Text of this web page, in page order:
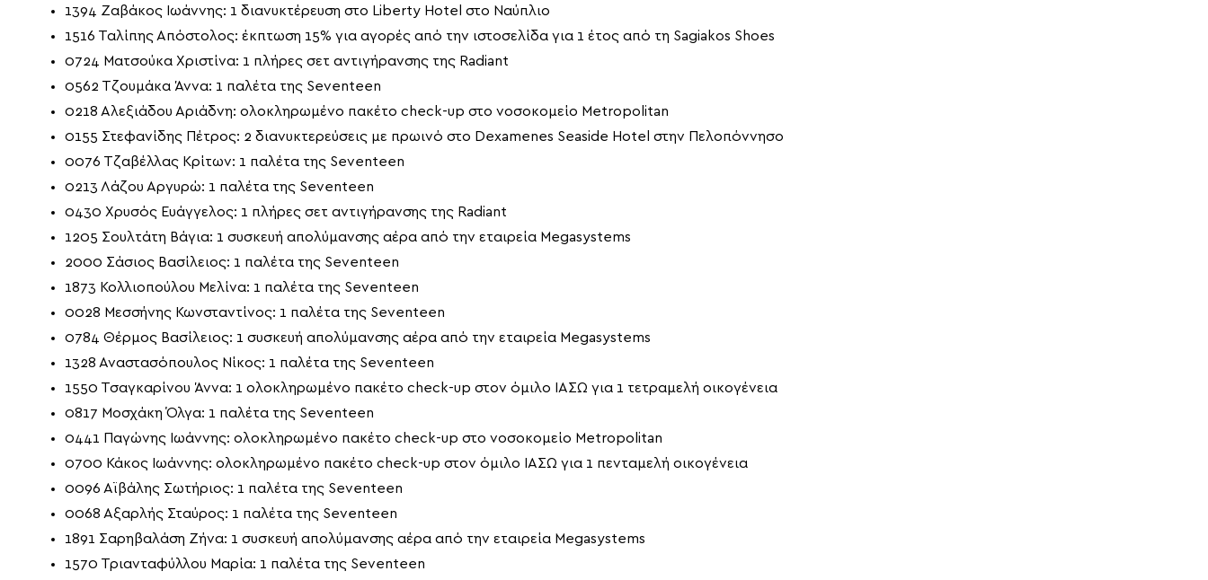
1394 Ζαβάκος Ιωάννης: 1 διανυκτέρευση στο Liberty Hotel στο Ναύπλιο
1516 Ταλίπης Απόστολος: έκπτωση 15% για αγορές από την ιστοσελίδα για 1 έτος από τη Sagiakos Shoes
0724 Ματσούκα Χριστίνα: 1 πλήρες σετ αντιγήρανσης της Radiant
0562 Τζουμάκα Άννα: 1 παλέτα της Seventeen
0218 Αλεξιάδου Αριάδνη: ολοκληρωμένο πακέτο check-up στο νοσοκομείο Metropolitan
0155 Στεφανίδης Πέτρος: 2 διανυκτερεύσεις με πρωινό στο Dexamenes Seaside Hotel στην Πελοπόννησο
0076 Τζαβέλλας Κρίτων: 1 παλέτα της Seventeen
0213 Λάζου Αργυρώ: 1 παλέτα της Seventeen
0430 Χρυσός Ευάγγελος: 1 πλήρες σετ αντιγήρανσης της Radiant
1205 Σουλτάτη Βάγια: 1 συσκευή απολύμανσης αέρα από την εταιρεία Megasystems
2000 Σάσιος Βασίλειος: 1 παλέτα της Seventeen
1873 Κολλιοπούλου Μελίνα: 1 παλέτα της Seventeen
0028 Μεσσήνης Κωνσταντίνος: 1 παλέτα της Seventeen
0784 Θέρμος Βασίλειος: 1 συσκευή απολύμανσης αέρα από την εταιρεία Megasystems
1328 Αναστασόπουλος Νίκος: 1 παλέτα της Seventeen
1550 Τσαγκαρίνου Άννα: 1 ολοκληρωμένο πακέτο check-up στον όμιλο ΙΑΣΩ για 1 τετραμελή οικογένεια
0817 Μοσχάκη Όλγα: 1 παλέτα της Seventeen
0441 Παγώνης Ιωάννης: ολοκληρωμένο πακέτο check-up στο νοσοκομείο Metropolitan
0700 Κάκος Ιωάννης: ολοκληρωμένο πακέτο check-up στον όμιλο ΙΑΣΩ για 1 πενταμελή οικογένεια
0096 Αϊβάλης Σωτήριος: 1 παλέτα της Seventeen
0068 Αξαρλής Σταύρος: 1 παλέτα της Seventeen
1891 Σαρηβαλάση Ζήνα: 1 συσκευή απολύμανσης αέρα από την εταιρεία Megasystems
1570 Τριανταφύλλου Μαρία: 1 παλέτα της Seventeen